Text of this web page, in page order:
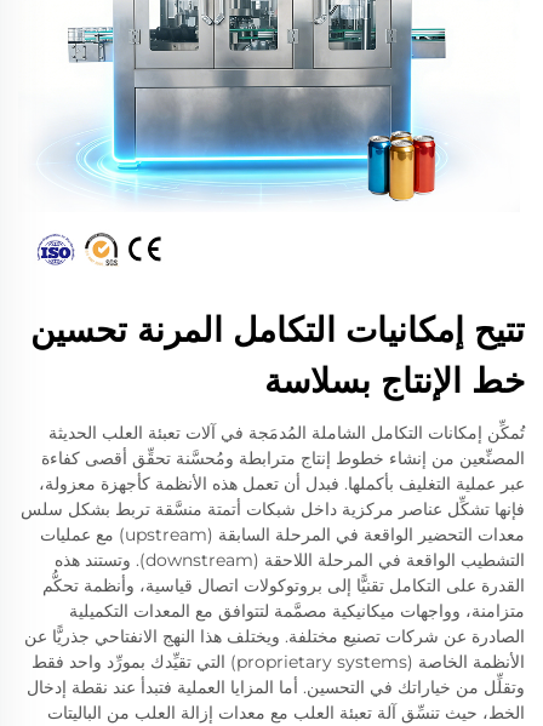
تتيح إمكانيات التكامل المرنة تحسين
خط الإنتاج بسلاسة
تُمكِّن إمكانات التكامل الشاملة المُدمَجة في آلات تعبئة العلب الحديثة
المصنِّعين من إنشاء خطوط إنتاج مترابطة ومُحسَّنة تحقِّق أقصى كفاءة
عبر عملية التغليف بأكملها. فبدل أن تعمل هذه الأنظمة كأجهزة معزولة،
فإنها تشكِّل عناصر مركزية داخل شبكات أتمتة منسَّقة تربط بشكل سلس
معدات التحضير الواقعة في المرحلة السابقة (upstream) مع عمليات
التشطيب الواقعة في المرحلة اللاحقة (downstream). وتستند هذه
القدرة على التكامل تقنيًّا إلى بروتوكولات اتصال قياسية، وأنظمة تحكُّم
متزامنة، وواجهات ميكانيكية مصمَّمة لتتوافق مع المعدات التكميلية
الصادرة عن شركات تصنيع مختلفة. ويختلف هذا النهج الانفتاحي جذريًّا عن
الأنظمة الخاصة (proprietary systems) التي تقيِّدك بمورِّد واحد فقط
وتقلِّل من خياراتك في التحسين. أما المزايا العملية فتبدأ عند نقطة إدخال
الخط، حيث تنسِّق آلة تعبئة العلب مع معدات إزالة العلب من الباليتات